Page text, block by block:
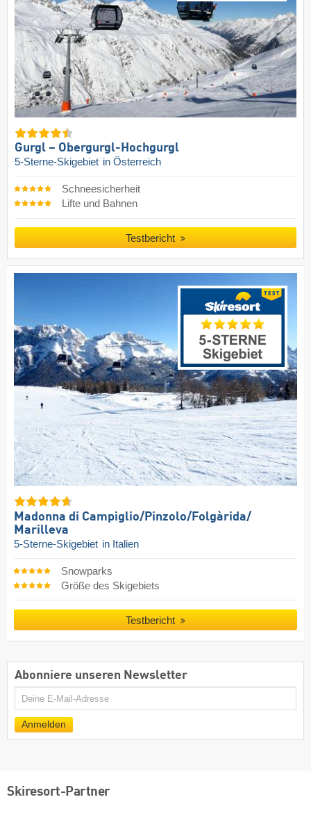
Gurgl – Obergurgl-Hochgurgl
5-Sterne-Skigebiet in Österreich
Schneesicherheit
Lifte und Bahnen
Testbericht
Madonna di Campiglio/​Pinzolo/​Folgàrida/​
Marilleva
5-Sterne-Skigebiet in Italien
Snowparks
Größe des Skigebiets
Testbericht
Abonniere unseren Newsletter
E-
Anmelden
Skiresort-Partner